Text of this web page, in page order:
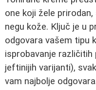
one koji žele
negu kože. Ključ je u
odgovara vašem tipu
isprobavanje
jeftinijih varijanti),
vam najbolje